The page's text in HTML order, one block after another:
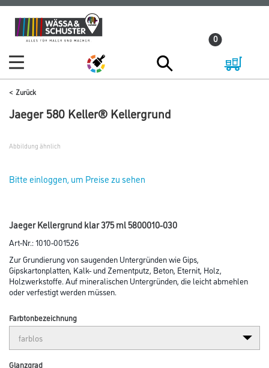
Zum
Inhalt
Zum
Navigationsmenü
0
Zurück
Jaeger 580 Keller® Kellergrund